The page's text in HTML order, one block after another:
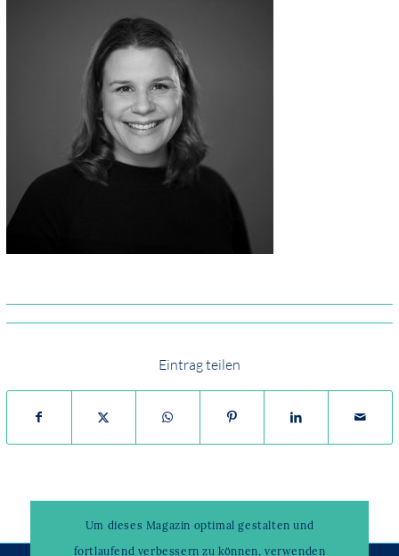
Eintrag teilen
Um dieses Magazin optimal gestalten und
fortlaufend verbessern zu können, verwenden